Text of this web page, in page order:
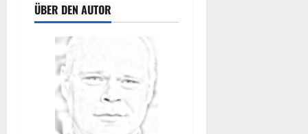
ÜBER DEN AUTOR